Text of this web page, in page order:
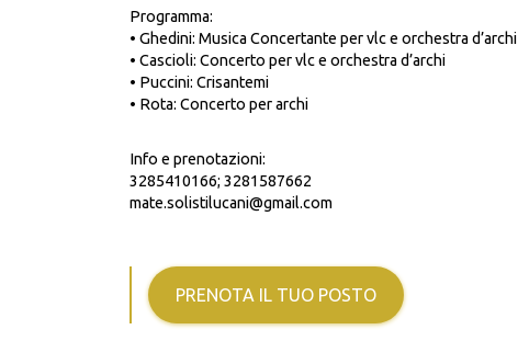
Programma:
• Ghedini: Musica Concertante per vlc e orchestra d’archi
• Cascioli: Concerto per vlc e orchestra d’archi
• Puccini: Crisantemi
• Rota: Concerto per archi
Info e prenotazioni:
3285410166; 3281587662
mate.solistilucani@gmail.com
PRENOTA IL TUO POSTO